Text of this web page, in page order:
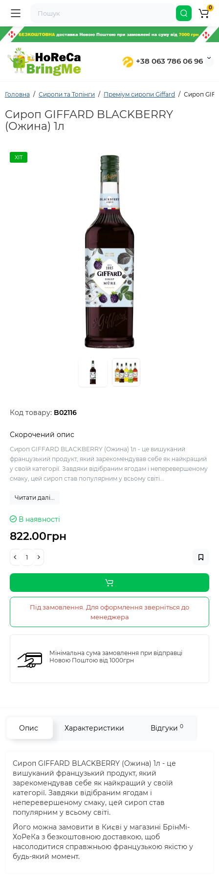
+38 063 786 06 96
0
Головна Сиропи та Топінги Преміум сиропи Giffard Сироп
Сироп GIFFARD BLACKBERRY
(Ожина) 1л
ХІТ
Код товару: B02116
Скорочений опис
Сироп GIFFARD BLACKBERRY (Ожина) 1л - це вишуканий
французький продукт, який зарекомендував себе як найкращий
у своїй категорії. Завдяки відібраним ягодам і неперевершеному
смаку, цей сироп став популярним у всьому світі...
Читати далі...
В наявності
822.00грн
Під замовлення. Для оформлення зверніться до
менеджера
Мінімальна сума замовлення при відправці
Новою Поштою від 1000грн
Опис Характеристики Відгуки 0
Сироп GIFFARD BLACKBERRY (Ожина) 1л - це
вишуканий французький продукт, який
зарекомендував себе як найкращий у своїй
категорії. Завдяки відібраним ягодам і
неперевершеному смаку, цей сироп став
популярним у всьому світі.
Його можна замовити в Києві у магазині БрінМі-
ХоРеКа з безкоштовною доставкою, щоб
насолодитися справжньою французькою якістю у
будь-який момент.